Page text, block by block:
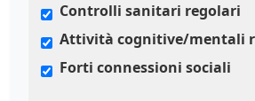
Controlli sanitari regolari
Attività cognitive/mentali
Forti connessioni sociali